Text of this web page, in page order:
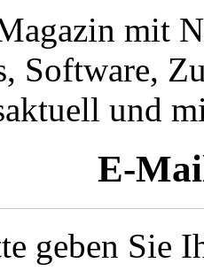
mit
Software,
und
E-
geben Sie